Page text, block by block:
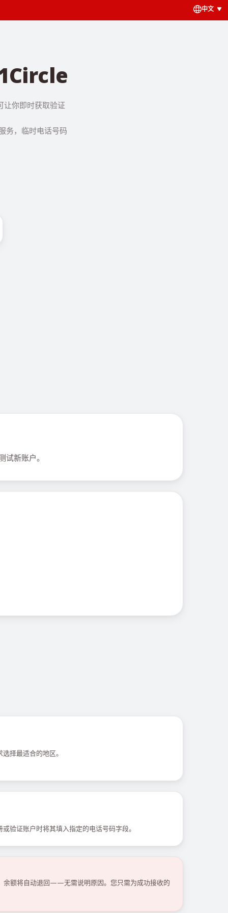
中文
让你即时获取验证
务，临时电话号码
新账户。
择最适合的地区。
验证账户时将其填入指定的电话号码字段。
余额将自动退回——无需说明原因。您只需为成功接收的